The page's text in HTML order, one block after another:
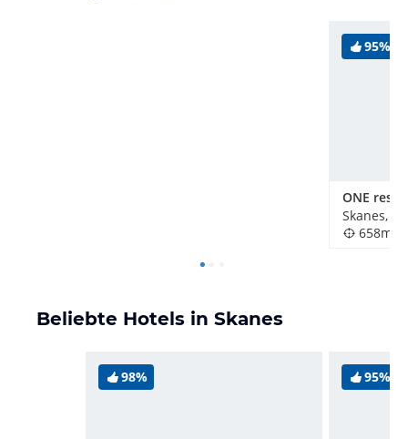
95%
Skanes,
658m
Beliebte Hotels in Skanes
98% 95%